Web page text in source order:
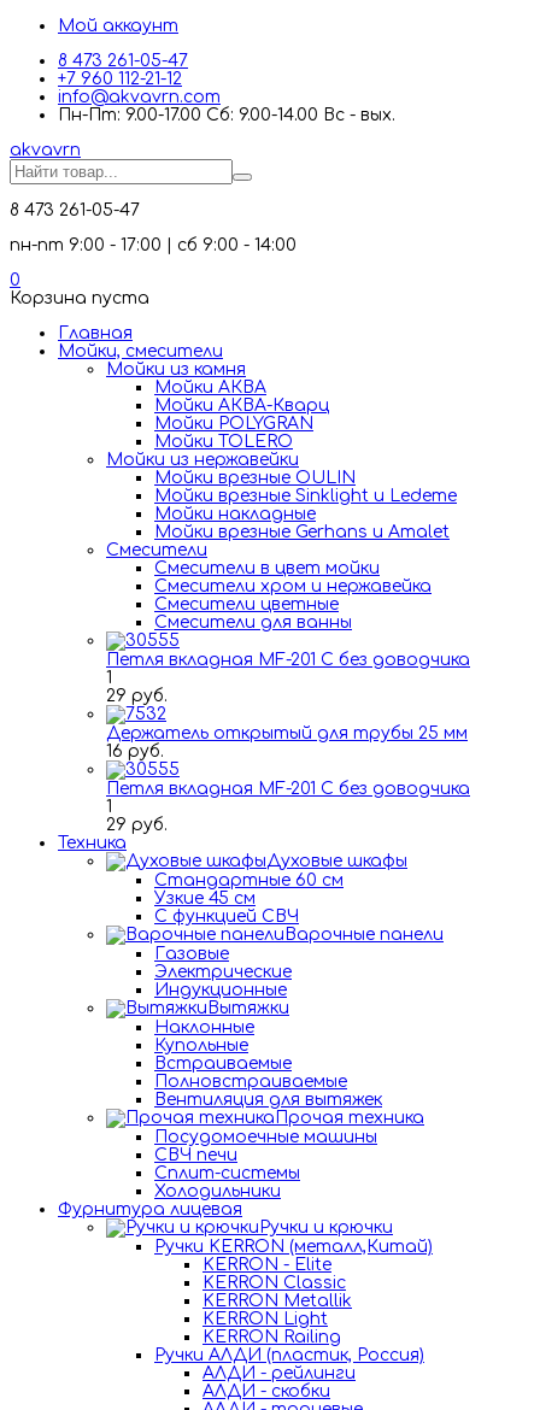
Мой аккаунт
8 473 261-05-47
+7 960 112-21-12
info@akvavrn.com
Пн-Пт: 9.00-17.00 Сб: 9.00-14.00 Вс - вых.
akvavrn
8 473 261-05-47
пн-пт 9:00 - 17:00 | сб 9:00 - 14:00
0
Корзина пуста
Главная
Мойки, смесители
Mойки из камня
Мойки АКВА
Мойки АКВА-Кварц
Мойки POLYGRAN
Мойки TOLERO
Мойки из нержавейки
Мойки врезные OULIN
Мойки врезные Sinklight и Ledeme
Мойки накладные
Мойки врезные Gerhans и Amalet
Смесители
Смесители в цвет мойки
Смесители хром и нержавейка
Смесители цветные
Смесители для ванны
Петля вкладная MF-201 C без доводчика
1
29 руб.
Держатель открытый для трубы 25 мм
16 руб.
Петля вкладная MF-201 C без доводчика
1
29 руб.
Техника
Духовые шкафы
Стандартные 60 см
Узкие 45 см
С функцией СВЧ
Варочные панели
Газовые
Электрические
Индукционные
Вытяжки
Наклонные
Купольные
Встраиваемые
Полновстраиваемые
Вентиляция для вытяжек
Прочая техника
Посудомоечные машины
СВЧ печи
Сплит-системы
Холодильники
Фурнитура лицевая
Ручки и крючки
Ручки KERRON (металл,Китай)
KERRON - Elite
KERRON Classic
KERRON Metallik
KERRON Light
KERRON Railing
Ручки АЛДИ (пластик, Россия)
АЛДИ - рейлинги
АЛДИ - скобки